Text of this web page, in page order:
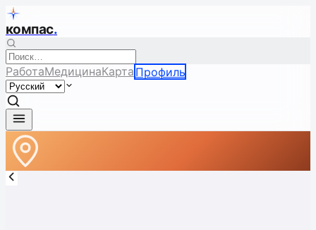
компас.
РаботаМедицинаКарта Профиль